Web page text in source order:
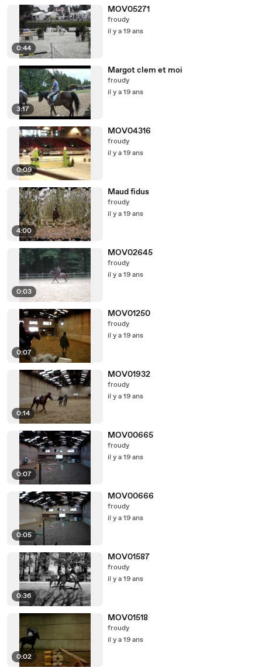
0:44
MOV05271
froudy
il y a 19 ans
3:17
Margot clem et moi
froudy
il y a 19 ans
0:09
MOV04316
froudy
il y a 19 ans
4:00
Maud fidus
froudy
il y a 19 ans
0:03
MOV02645
froudy
il y a 19 ans
0:07
MOV01250
froudy
il y a 19 ans
0:14
MOV01932
froudy
il y a 19 ans
0:07
MOV00665
froudy
il y a 19 ans
0:05
MOV00666
froudy
il y a 19 ans
0:36
MOV01587
froudy
il y a 19 ans
0:02
MOV01518
froudy
il y a 19 ans